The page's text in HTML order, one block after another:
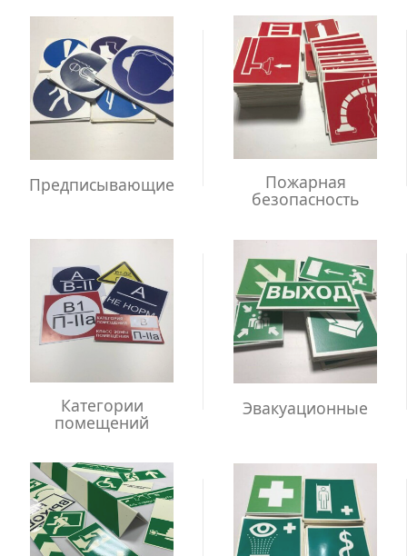
Предписывающие Пожарная
безопасность
Категории
помещений
Эвакуационные